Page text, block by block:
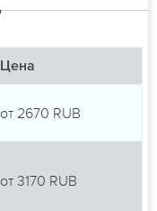
Цена
от 2670 RUB
от 3170 RUB